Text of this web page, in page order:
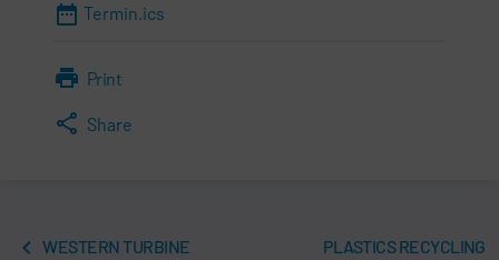
Termin.ics
Print
Share
WESTERN TURBINE
PLASTICS RECYCLING